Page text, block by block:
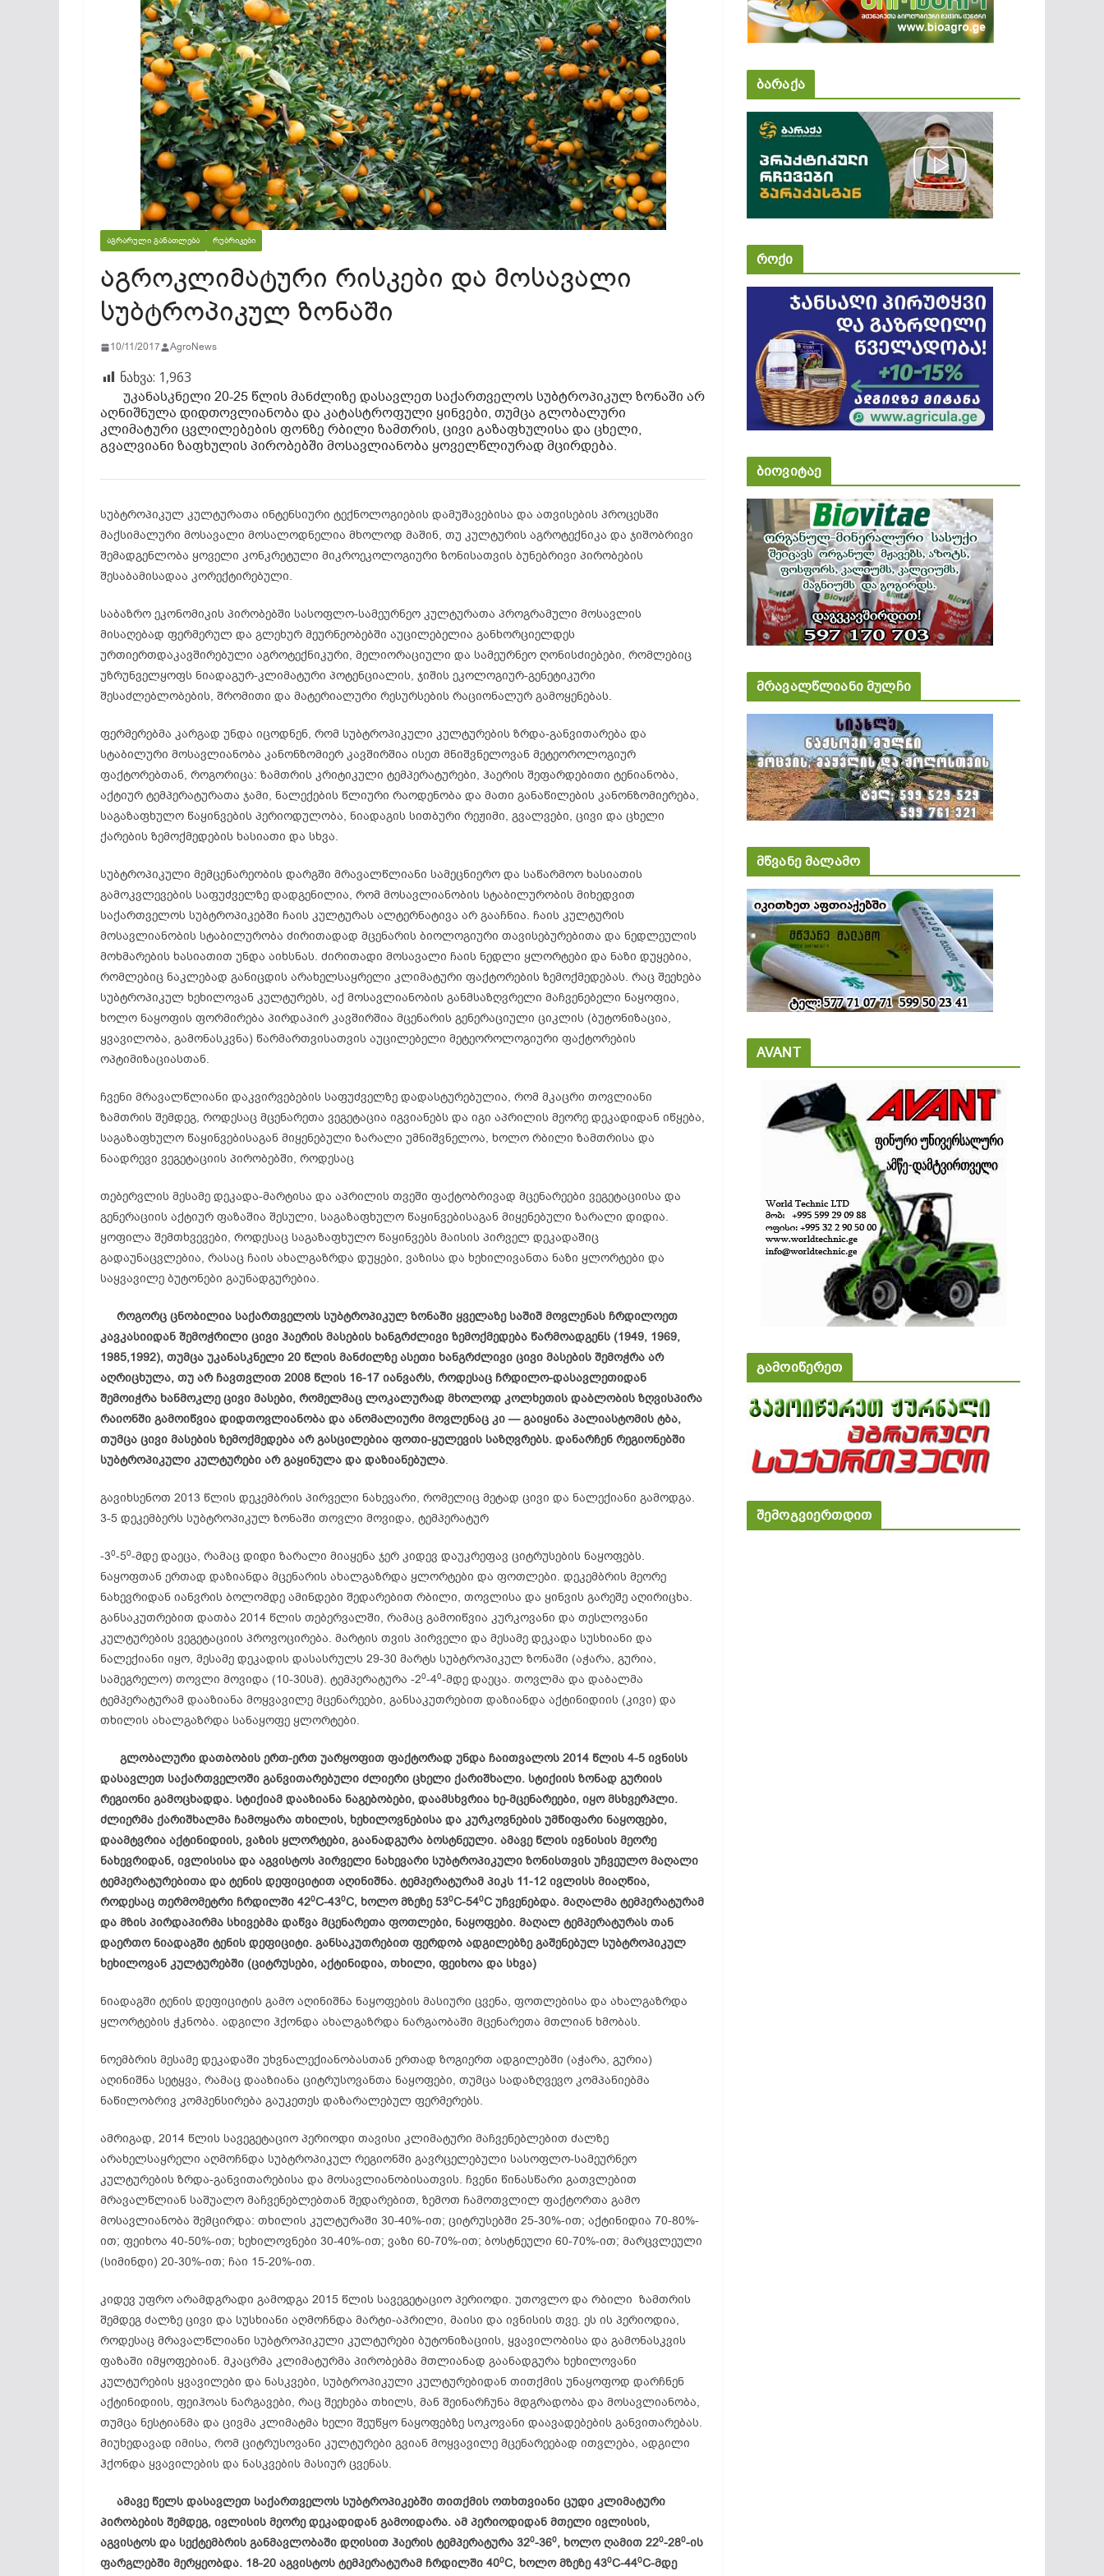
ᲐᲒᲠᲐᲠᲣᲚᲘ ᲒᲐᲜᲐᲗᲚᲔᲑᲐ ᲠᲣᲑᲠᲘᲙᲔᲑᲘ
აგროკლიმატური რისკები და მოსავალი
სუბტროპიკულ ზონაში
10/11/2017 AgroNews
ნახვა: 1,963
უკანასკნელი 20-25 წლის მანძლიზე დასავლეთ საქართველოს სუბტროპიკულ ზონაში არ
აღნიშნულა დიდთოვლიანობა და კატასტროფული ყინვები, თუმცა გლობალური
კლიმატური ცვლილებების ფონზე რბილი ზამთრის, ცივი გაზაფხულისა და ცხელი,
გვალვიანი ზაფხულის პირობებში მოსავლიანობა ყოველწლიურად მცირდება.
სუბტროპიკულ კულტურათა ინტენსიური ტექნოლოგიების დამუშავებისა და ათვისების პროცესში
მაქსიმალური მოსავალი მოსალოდნელია მხოლოდ მაშინ, თუ კულტურის აგროტექნიკა და ჯიშობრივი
შემადგენლობა ყოველი კონკრეტული მიკროეკოლოგიური ზონისათვის ბუნებრივი პირობების
შესაბამისადაა კორექტირებული.
საბაზრო ეკონომიკის პირობებში სასოფლო-სამეურნეო კულტურათა პროგრამული მოსავლის
მისაღებად ფერმერულ და გლეხურ მეურნეობებში აუცილებელია განხორციელდეს
ურთიერთდაკავშირებული აგროტექნიკური, მელიორაციული და სამეურნეო ღონისძიებები, რომლებიც
უზრუნველყოფს ნიადაგურ-კლიმატური პოტენციალის, ჯიშის ეკოლოგიურ-გენეტიკური
შესაძლებლობების, შრომითი და მატერიალური რესურსების რაციონალურ გამოყენებას.
ფერმერებმა კარგად უნდა იცოდნენ, რომ სუბტროპიკული კულტურების ზრდა-განვითარება და
სტაბილური მოსავლიანობა კანონზომიერ კავშირშია ისეთ მნიშვნელოვან მეტეოროლოგიურ
ფაქტორებთან, როგორიცა: ზამთრის კრიტიკული ტემპერატურები, ჰაერის შეფარდებითი ტენიანობა,
აქტიურ ტემპერატურათა ჯამი, ნალექების წლიური რაოდენობა და მათი განაწილების კანონზომიერება,
საგაზაფხულო წაყინვების პერიოდულობა, ნიადაგის სითბური რეჟიმი, გვალვები, ცივი და ცხელი
ქარების ზემოქმედების ხასიათი და სხვა.
სუბტროპიკული მემცენარეობის დარგში მრავალწლიანი სამეცნიერო და საწარმოო ხასიათის
გამოკვლევების საფუძველზე დადგენილია, რომ მოსავლიანობის სტაბილურობის მიხედვით
საქართველოს სუბტროპიკებში ჩაის კულტურას ალტერნატივა არ გააჩნია. ჩაის კულტურის
მოსავლიანობის სტაბილურობა ძირითადად მცენარის ბიოლოგიური თავისებურებითა და ნედლეულის
მოხმარების ხასიათით უნდა აიხსნას. ძირითადი მოსავალი ჩაის ნედლი ყლორტები და ნაზი დუყებია,
რომლებიც ნაკლებად განიცდის არახელსაყრელი კლიმატური ფაქტორების ზემოქმედებას. რაც შეეხება
სუბტროპიკულ ხეხილოვან კულტურებს, აქ მოსავლიანობის განმსაზღვრელი მაჩვენებელი ნაყოფია,
ხოლო ნაყოფის ფორმირება პირდაპირ კავშირშია მცენარის გენერაციული ციკლის (ბუტონიზაცია,
ყვავილობა, გამონასკვნა) წარმართვისათვის აუცილებელი მეტეოროლოგიური ფაქტორების
ოპტიმიზაციასთან.
ჩვენი მრავალწლიანი დაკვირვებების საფუძველზე დადასტურებულია, რომ მკაცრი თოვლიანი
ზამთრის შემდეგ, როდესაც მცენარეთა ვეგეტაცია იგვიანებს და იგი აპრილის მეორე დეკადიდან იწყება,
საგაზაფხულო წაყინვებისაგან მიყენებული ზარალი უმნიშვნელოა, ხოლო რბილი ზამთრისა და
ნაადრევი ვეგეტაციის პირობებში, როდესაც
თებერვლის მესამე დეკადა-მარტისა და აპრილის თვეში ფაქტობრივად მცენარეები ვეგეტაციისა და
გენერაციის აქტიურ ფაზაშია შესული, საგაზაფხულო წაყინვებისაგან მიყენებული ზარალი დიდია.
ყოფილა შემთხვევები, როდესაც საგაზაფხულო წაყინვებს მაისის პირველ დეკადაშიც
გადაუნაცვლებია, რასაც ჩაის ახალგაზრდა დუყები, ვაზისა და ხეხილივანთა ნაზი ყლორტები და
საყვავილე ბუტონები გაუნადგურებია.
როგორც ცნობილია საქართველოს სუბტროპიკულ ზონაში ყველაზე საშიშ მოვლენას ჩრდილოეთ
კავკასიიდან შემოჭრილი ცივი ჰაერის მასების ხანგრძლივი ზემოქმედება წარმოადგენს (1949, 1969,
1985,1992), თუმცა უკანასკნელი 20 წლის მანძილზე ასეთი ხანგრძლივი ცივი მასების შემოჭრა არ
აღრიცხულა, თუ არ ჩავთვლით 2008 წლის 16-17 იანვარს, როდესაც ჩრდილო-დასავლეთიდან
შემოიჭრა ხანმოკლე ცივი მასები, რომელმაც ლოკალურად მხოლოდ კოლხეთის დაბლობის ზღვისპირა
რაიონში გამოიწვია დიდთოვლიანობა და ანომალიური მოვლენაც კი — გაიყინა პალიასტომის ტბა,
თუმცა ცივი მასების ზემოქმედება არ გასცილებია ფოთი-ყულევის საზღვრებს. დანარჩენ რეგიონებში
სუბტროპიკული კულტურები არ გაყინულა და დაზიანებულა.
გავიხსენოთ 2013 წლის დეკემბრის პირველი ნახევარი, რომელიც მეტად ცივი და ნალექიანი გამოდგა.
3-5 დეკემბერს სუბტროპიკულ ზონაში თოვლი მოვიდა, ტემპერატურ
-30-50-მდე დაეცა, რამაც დიდი ზარალი მიაყენა ჯერ კიდევ დაუკრეფავ ციტრუსების ნაყოფებს.
ნაყოფთან ერთად დაზიანდა მცენარის ახალგაზრდა ყლორტები და ფოთლები. დეკემბრის მეორე
ნახევრიდან იანვრის ბოლომდე ამინდები შედარებით რბილი, თოვლისა და ყინვის გარეშე აღირიცხა.
განსაკუთრებით დათბა 2014 წლის თებერვალში, რამაც გამოიწვია კურკოვანი და თესლოვანი
კულტურების ვეგეტაციის პროვოცირება. მარტის თვის პირველი და მესამე დეკადა სუსხიანი და
ნალექიანი იყო, მესამე დეკადის დასასრულს 29-30 მარტს სუბტროპიკულ ზონაში (აჭარა, გურია,
სამეგრელო) თოვლი მოვიდა (10-30სმ). ტემპერატურა -20-40-მდე დაეცა. თოვლმა და დაბალმა
ტემპერატურამ დააზიანა მოყვავილე მცენარეები, განსაკუთრებით დაზიანდა აქტინიდიის (კივი) და
თხილის ახალგაზრდა სანაყოფე ყლორტები.
გლობალური დათბობის ერთ-ერთ უარყოფით ფაქტორად უნდა ჩაითვალოს 2014 წლის 4-5 ივნისს
დასავლეთ საქართველოში განვითარებული ძლიერი ცხელი ქარიშხალი. სტიქიის ზონად გურიის
რეგიონი გამოცხადდა. სტიქიამ დააზიანა ნაგებობები, დაამსხვრია ხე-მცენარეები, იყო მსხვერპლი.
ძლიერმა ქარიშხალმა ჩამოყარა თხილის, ხეხილოვნებისა და კურკოვნების უმწიფარი ნაყოფები,
დაამტვრია აქტინიდიის, ვაზის ყლორტები, გაანადგურა ბოსტნეული. ამავე წლის ივნისის მეორე
ნახევრიდან, ივლისისა და აგვისტოს პირველი ნახევარი სუბტროპიკული ზონისთვის უჩვეულო მაღალი
ტემპერატურებითა და ტენის დეფიციტით აღინიშნა. ტემპერატურამ პიკს 11-12 ივლისს მიაღწია,
როდესაც თერმომეტრი ჩრდილში 420C-430C, ხოლო მზეზე 530C-540C უჩვენებდა. მაღალმა ტემპერატურამ
და მზის პირდაპირმა სხივებმა დაწვა მცენარეთა ფოთლები, ნაყოფები. მაღალ ტემპერატურას თან
დაერთო ნიადაგში ტენის დეფიციტი. განსაკუთრებით ფერდობ ადგილებზე გაშენებულ სუბტროპიკულ
ხეხილოვან კულტურებში (ციტრუსები, აქტინიდია, თხილი, ფეიხოა და სხვა)
ნიადაგში ტენის დეფიციტის გამო აღინიშნა ნაყოფების მასიური ცვენა, ფოთლებისა და ახალგაზრდა
ყლორტების ჭკნობა. ადგილი ჰქონდა ახალგაზრდა ნარგაობაში მცენარეთა მთლიან ხმობას.
ნოემბრის მესამე დეკადაში უხვნალექიანობასთან ერთად ზოგიერთ ადგილებში (აჭარა, გურია)
აღინიშნა სეტყვა, რამაც დააზიანა ციტრუსოვანთა ნაყოფები, თუმცა სადაზღვევო კომპანიებმა
ნაწილობრივ კომპენსირება გაუკეთეს დაზარალებულ ფერმერებს.
ამრიგად, 2014 წლის სავეგეტაციო პერიოდი თავისი კლიმატური მაჩვენებლებით ძალზე
არახელსაყრელი აღმოჩნდა სუბტროპიკულ რეგიონში გავრცელებული სასოფლო-სამეურნეო
კულტურების ზრდა-განვითარებისა და მოსავლიანობისათვის. ჩვენი წინასწარი გათვლებით
მრავალწლიან საშუალო მაჩვენებლებთან შედარებით, ზემოთ ჩამოთვლილ ფაქტორთა გამო
მოსავლიანობა შემცირდა: თხილის კულტურაში 30-40%-ით; ციტრუსებში 25-30%-ით; აქტინიდია 70-80%-
ით; ფეიხოა 40-50%-ით; ხეხილოვნები 30-40%-ით; ვაზი 60-70%-ით; ბოსტნეული 60-70%-ით; მარცვლეული
(სიმინდი) 20-30%-ით; ჩაი 15-20%-ით.
კიდევ უფრო არამდგრადი გამოდგა 2015 წლის სავეგეტაციო პერიოდი. უთოვლო და რბილი ზამთრის
შემდეგ ძალზე ცივი და სუსხიანი აღმოჩნდა მარტი-აპრილი, მაისი და ივნისის თვე. ეს ის პერიოდია,
როდესაც მრავალწლიანი სუბტროპიკული კულტურები ბუტონიზაციის, ყვავილობისა და გამონასკვის
ფაზაში იმყოფებიან. მკაცრმა კლიმატურმა პირობებმა მთლიანად გაანადგურა ხეხილოვანი
კულტურების ყვავილები და ნასკვები, სუბტროპიკული კულტურებიდან თითქმის უნაყოფოდ დარჩნენ
აქტინიდიის, ფეიჰოას ნარგავები, რაც შეეხება თხილს, მან შეინარჩუნა მდგრადობა და მოსავლიანობა,
თუმცა ნესტიანმა და ცივმა კლიმატმა ხელი შეუწყო ნაყოფებზე სოკოვანი დაავადებების განვითარებას.
მიუხედავად იმისა, რომ ციტრუსოვანი კულტურები გვიან მოყვავილე მცენარეებად ითვლება, ადგილი
ჰქონდა ყვავილების და ნასკვების მასიურ ცვენას.
ამავე წელს დასავლეთ საქართველოს სუბტროპიკებში თითქმის ოთხთვიანი ცუდი კლიმატური
პირობების შემდეგ, ივლისის მეორე დეკადიდან გამოიდარა. ამ პერიოდიდან მთელი ივლისის,
აგვისტოს და სექტემბრის განმავლობაში დღისით ჰაერის ტემპერატურა 320-360, ხოლო ღამით 220-280-ის
ფარგლებში მერყეობდა. 18-20 აგვისტოს ტემპერატურამ ჩრდილში 400C, ხოლო მზეზე 430C-440C-მდე
ბარაქა
როქი
ბიოვიტაე
მრავალწლიანი მულჩი
მწვანე მალამო
AVANT
გამოიწერეთ
შემოგვიერთდით